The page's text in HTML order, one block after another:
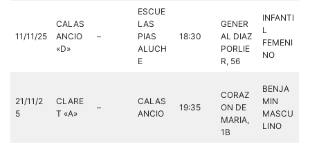
11/11/25
CALAS
ANCIO
«D»
–
ESCUE
LAS
PIAS
ALUCH
E
18:30
GENER
AL DIAZ
PORLIE
R, 56
INFANTI
L
FEMENI
NO
21/11/2
5
CLARE
T «A»
–
CALAS
ANCIO
19:35
CORAZ
ON DE
MARIA,
1B
BENJA
MIN
MASCU
LINO